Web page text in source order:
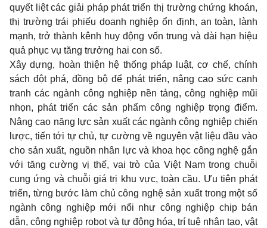
quyết liệt các giải pháp phát triển thị trường chứng khoán,
thị trường trái phiếu doanh nghiệp ổn định, an toàn, lành
mạnh, trở thành kênh huy động vốn trung và dài hạn hiệu
quả phục vụ tăng trưởng hai con số.
Xây dựng, hoàn thiện hệ thống pháp luật, cơ chế, chính
sách đột phá, đồng bộ để phát triển, nâng cao sức cạnh
tranh các ngành công nghiệp nền tảng, công nghiệp mũi
nhọn, phát triển các sản phẩm công nghiệp trọng điểm.
Nâng cao năng lực sản xuất các ngành công nghiệp chiến
lược, tiến tới tự chủ, tự cường về nguyên vật liệu đầu vào
cho sản xuất, nguồn nhân lực và khoa học công nghệ gắn
với tăng cường vị thế, vai trò của Việt Nam trong chuỗi
cung ứng và chuỗi giá trị khu vực, toàn cầu. Ưu tiên phát
triển, từng bước làm chủ công nghệ sản xuất trong một số
ngành công nghiệp mới nổi như công nghiệp chip bán
dẫn, công nghiệp robot và tự động hóa, trí tuệ nhân tạo, vật